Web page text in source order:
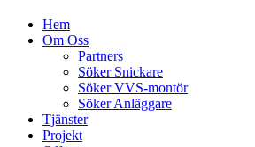
Hem
Om Oss
Partners
Söker Snickare
Söker VVS-montör
Söker Anläggare
Tjänster
Projekt